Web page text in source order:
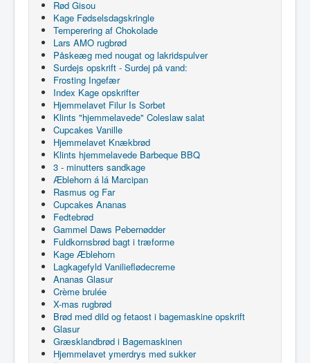
Rød Gisou
Kage Fødselsdagskringle
Temperering af Chokolade
Lars AMO rugbrød
Påskeæg med nougat og lakridspulver
Surdejs opskrift - Surdej på vand:
Frosting Ingefær
Index Kage opskrifter
Hjemmelavet Filur Is Sorbet
Klints "hjemmelavede" Coleslaw salat
Cupcakes Vanille
Hjemmelavet Knækbrød
Klints hjemmelavede Barbeque BBQ
3 - minutters sandkage
Æblehorn á lá Marcipan
Rasmus og Far
Cupcakes Ananas
Fedtebrød
Gammel Daws Pebernødder
Fuldkornsbrød bagt i træforme
Kage Æblehorn
Lagkagefyld Vanilieflødecreme
Ananas Glasur
Crème brulée
X-mas rugbrød
Brød med dild og fetaost i bagemaskine opskrift
Glasur
Græsklandbrød i Bagemaskinen
Hjemmelavet ymerdrys med sukker